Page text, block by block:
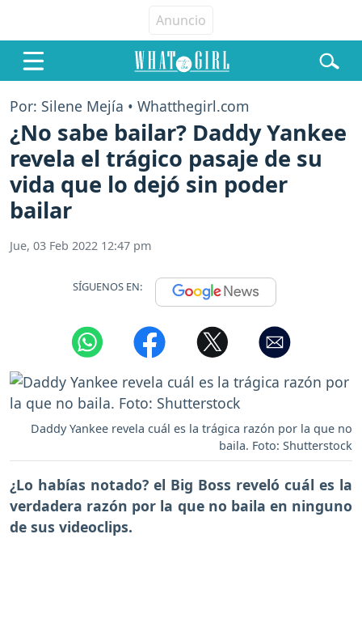
Por: Silene Mejía • Whatthegirl.com
¿No sabe bailar? Daddy Yankee
revela el trágico pasaje de su
vida que lo dejó sin poder
bailar
Jue, 03 Feb 2022 12:47 pm
SÍGUENOS EN:
Daddy Yankee revela cuál es la trágica razón por la que no
baila. Foto: Shutterstock
¿Lo habías notado? el Big Boss reveló cuál es la
verdadera razón por la que no baila en ninguno
de sus videoclips.